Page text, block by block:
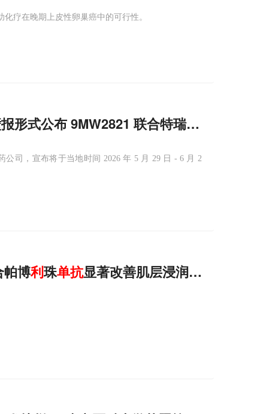
疗在晚期上皮性卵巢癌中的可行性。
形式公布 9MW2821 联合特瑞普
司，宣布将于当地时间 2026 年 5 月 29 日 - 6 月 2
帕博利珠单抗显著改善肌层浸润性膀胱癌患者